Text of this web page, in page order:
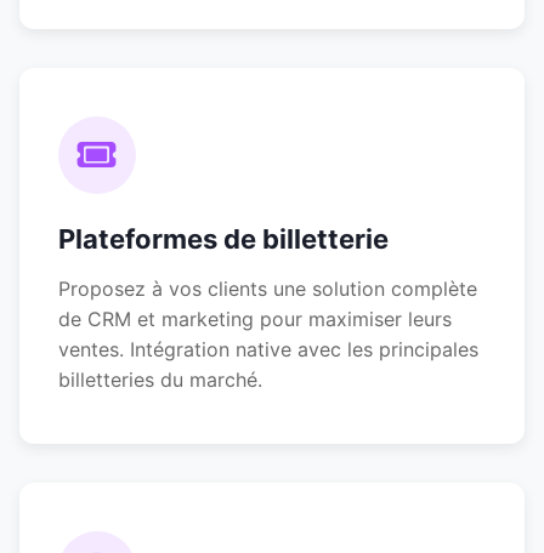
Plateformes de billetterie
Proposez à vos clients une solution complète
de CRM et marketing pour maximiser leurs
ventes. Intégration native avec les principales
billetteries du marché.